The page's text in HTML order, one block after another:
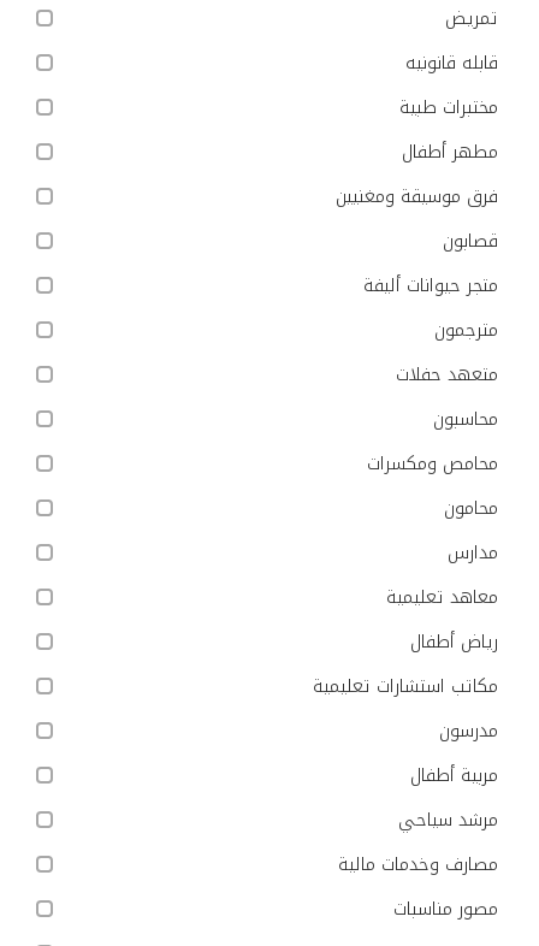
تمريض
قابله قانونيه
مختبرات طبية
مطهر أطفال
فرق موسيقة ومغنيين
قصابون
متجر حيوانات أليفة
مترجمون
متعهد حفلات
محاسبون
محامص ومكسرات
محامون
مدارس
معاهد تعليمية
رياض أطفال
مكاتب استشارات تعليمية
مدرسون
مربية أطفال
مرشد سياحي
مصارف وخدمات مالية
مصور مناسبات